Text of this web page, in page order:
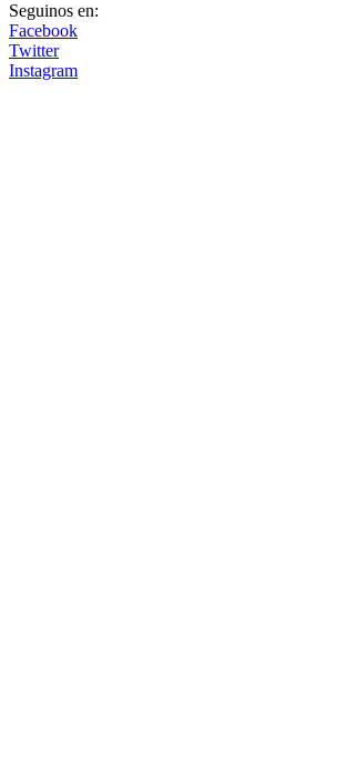
Seguinos en:
Facebook
Twitter
Instagram